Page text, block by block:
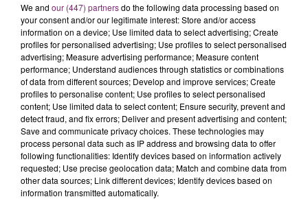
We and our (447) partnersdo the following data processing based on
your consent and/or our legitimate interest: Store and/or access
information on a device; Use limited data to select advertising; Create
profiles for personalised advertising; Use profiles to select personalised
advertising; Measure advertising performance; Measure content
performance; Understand audiences through statistics or combinations
of data from different sources; Develop and improve services; Create
profiles to personalise content; Use profiles to select personalised
content; Use limited data to select content; Ensure security, prevent and
detect fraud, and fix errors; Deliver and present advertising and content;
Save and communicate privacy choices. These technologies may
process personal data such as IP address and browsing data to offer
following functionalities: Identify devices based on information actively
requested; Use precise geolocation data; Match and combine data from
other data sources; Link different devices; Identify devices based on
information transmitted automatically.